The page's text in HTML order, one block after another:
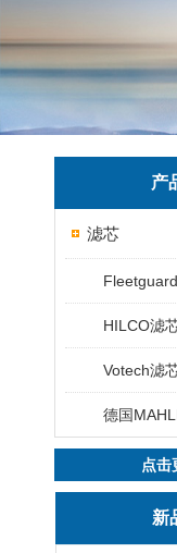
产
滤芯
Fleetguard
HILCO滤
Votech滤
德国
点击
新